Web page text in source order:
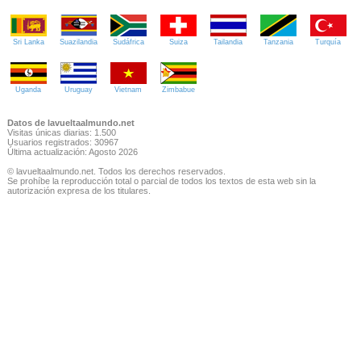
Sri Lanka Suazilandia Sudáfrica Suiza Tailandia Tanzania Turquía
Uganda Uruguay Vietnam Zimbabue
Datos de lavueltaalmundo.net
Visitas únicas diarias: 1.500
Usuarios registrados: 30967
Última actualización: Agosto 2026
© lavueltaalmundo.net. Todos los derechos reservados.
Se prohíbe la reproducción total o parcial de todos los textos de esta web sin la
autorización expresa de los titulares.